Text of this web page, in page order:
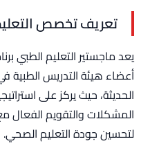
تعريف تخصص
يعد ماجستير التعليم الطبي
أعضاء هيئة التدريس الطبية
الحديثة، حيث يركز على
المشكلات والتقويم الفعال مع
لتحسين جودة التعليم الصحي.